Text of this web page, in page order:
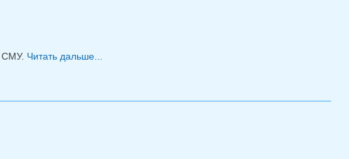
СМУ. Читать дальше...